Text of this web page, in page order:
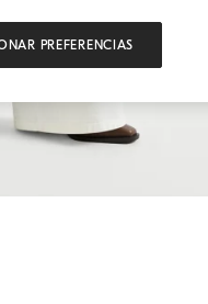
PREFERENCIAS